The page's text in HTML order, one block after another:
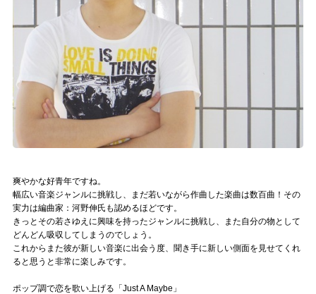
爽やかな好青年ですね。
幅広い音楽ジャンルに挑戦し、まだ若いながら作曲した楽曲は数百曲！その
実力は編曲家：河野伸氏も認めるほどです。
きっとその若さゆえに興味を持ったジャンルに挑戦し、また自分の物として
どんどん吸収してしまうのでしょう。
これからまた彼が新しい音楽に出会う度、聞き手に新しい側面を見せてくれ
ると思うと非常に楽しみです。
ポップ調で恋を歌い上げる「Just A Maybe」